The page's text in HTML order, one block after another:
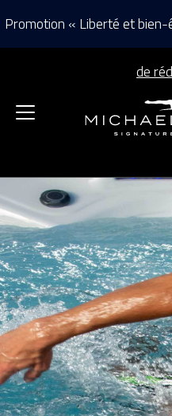
Promotion « Liberté et
de